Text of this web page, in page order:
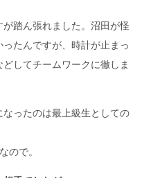
踏ん張れました。沼田が怪
たんですが、時計が止まっ
してチームワークに徹しま
ったのは最上級生としての
ので。